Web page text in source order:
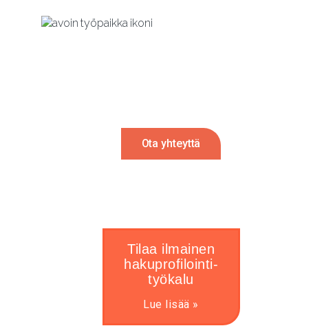
Ota yhteyttä
Tilaa ilmainen
hakuprofilointi-
työkalu
Lue lisää »